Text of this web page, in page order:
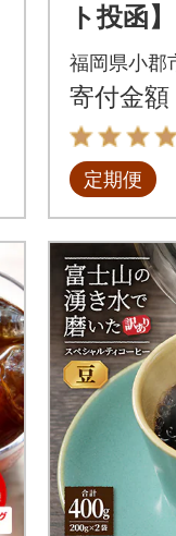
ト投函
ヒー豆
種
福岡県小郡
寄付金額
定期便